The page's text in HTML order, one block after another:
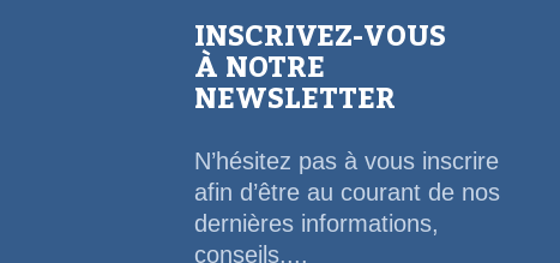
INSCRIVEZ-VOUS
À NOTRE
NEWSLETTER
N’hésitez pas à vous inscrire
afin d’être au courant de nos
dernières informations,
conseils,...